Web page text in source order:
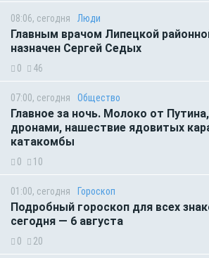
08:06, сегодня Люди
Главным врачом Липецкой
назначен Сергей Седых
0 46
07:00, сегодня Общество
Главное за ночь. Молоко от
дронами, нашествие ядовитых
катакомбы
0 10
01:00, сегодня Гороскоп
Подробный гороскоп для всех
сегодня — 6 августа
0 20